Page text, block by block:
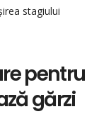
stagiului
pentru
gărzi